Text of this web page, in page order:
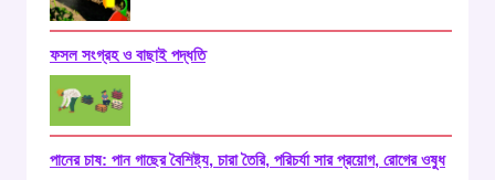
ফসল সংগ্রহ ও বাছাই পদ্ধতি
পানের চাষ: পান গাছের বৈশিষ্ট্য, চারা তৈরি, পরিচর্যা সার প্রয়োগ, রোগের ওষুধ